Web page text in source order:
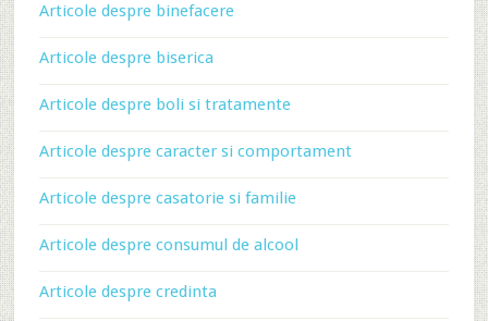
Articole despre binefacere
Articole despre biserica
Articole despre boli si tratamente
Articole despre caracter si comportament
Articole despre casatorie si familie
Articole despre consumul de alcool
Articole despre credinta